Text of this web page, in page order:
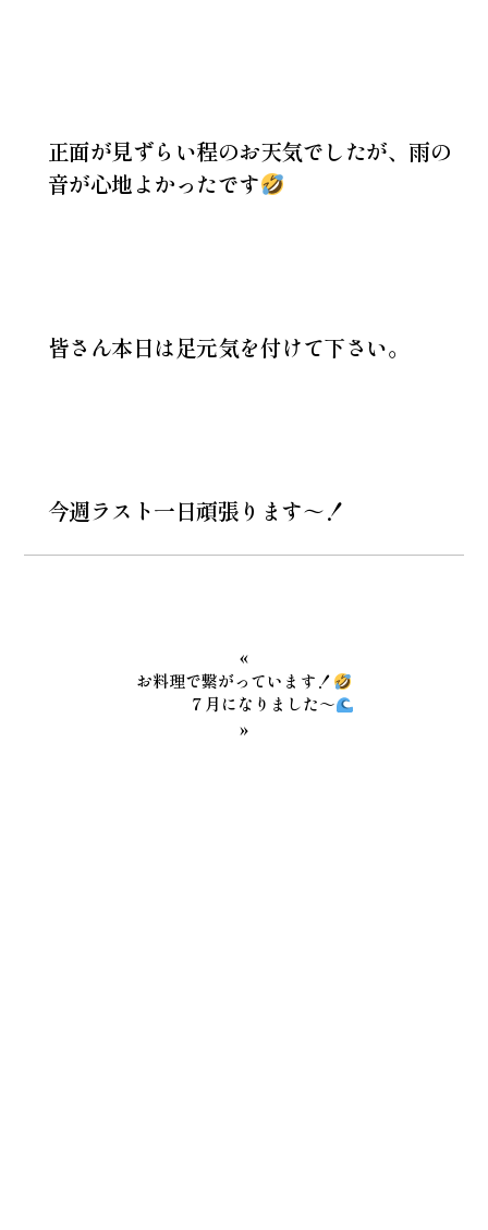
正面が見ずらい程のお天気でしたが、雨の
音が心地よかったです
皆さん本日は足元気を付けて下さい。
今週ラスト一日頑張ります～！
«
お料理で繋がっています！
７月になりました～
»